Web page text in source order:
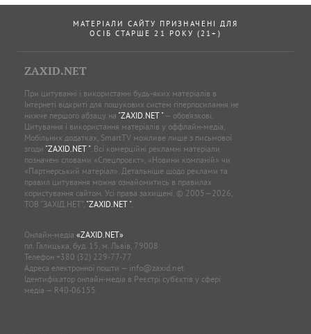
МАТЕРІАЛИ САЙТУ ПРИЗНАЧЕНІ ДЛЯ
ОСІБ СТАРШЕ 21 РОКУ (21+)
ZAXID.NET
При цитуванні і використанні будь-яких матеріалів в
Інтернеті відкриті для пошукових систем гіперпосилання не
нижче першого абзацу на "ZAXID.NET "— обов’язкові.
Цитування і використання матеріалів у оффлайн-медіа,
Мобільних додатках, SmartTV можливе лише з письмової
згоди "ZAXID.NET ". Всі комерційні рекламні матеріали
позначені словами «Спецпроєкт», «Новини компаній» чи
«Партнерський матеріал». Детальніше щодо реклами та
правил цитування можна ознайомитись в правилах
користування сайтом. Усі права захищені. © 2005—2026,
ТОВ “ЗАХІД.НЕТ”, "ZAXID.NET ".
Онлайн-медіа «ZAXID.NET»
пл. Галицька, буд. 15, м. Львів, 79008
Телефон +380 (32) 229-77-77
Адреса електронної пошти — info@zaxid.net
Ідентифікатор онлайн-медіа в Реєстрі суб'єктів у сфері
медіа — R40-06155